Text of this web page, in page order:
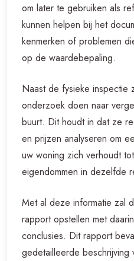
om later te gebruiken als
kunnen helpen bij het
kenmerken of problemen
op de waardebepaling.
Naast de fysieke inspectie
onderzoek doen naar
buurt. Dit houdt in dat ze
en prijzen analyseren om
uw woning zich verhoudt
eigendommen in dezelfde
Met al deze informatie zal
rapport opstellen met
conclusies. Dit rapport
gedetailleerde beschrijving